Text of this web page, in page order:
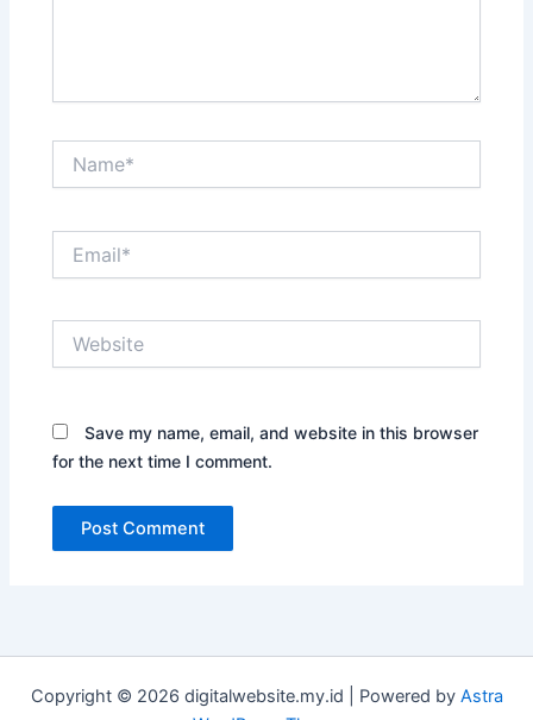
Save my name, email, and website in this browser
for the next time I comment.
Copyright © 2026 digitalwebsite.my.id | Powered by Astra